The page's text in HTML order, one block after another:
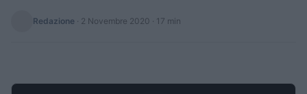
Redazione · 2 Novembre 2020 · 17 min